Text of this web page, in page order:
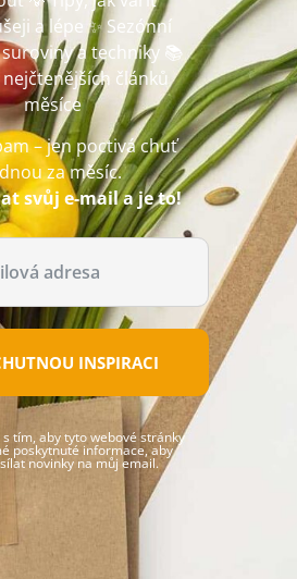
a lépe ✨ Sezónní
a techniky 📚
článků
měsíce
– jen poctivá chuť
za měsíc.
svůj e-mail a je to!
INSPIRACI
tím, aby tyto webové stránky
poskytnuté informace, aby
novinky na můj email.